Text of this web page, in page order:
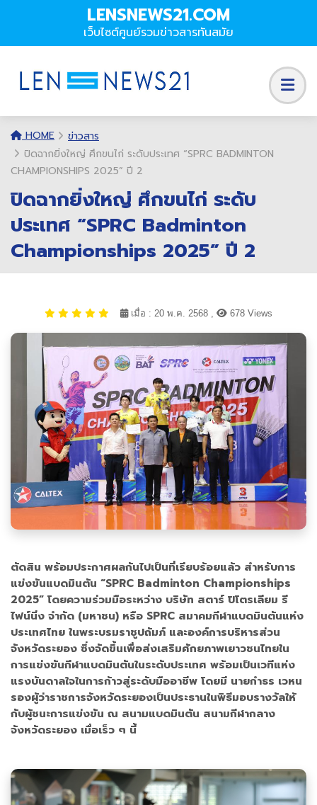
LENSNEWS21.COM
เว็บไซต์ศูนย์รวมข่าวสารทันสมัย
HOME
ข่าวสาร
ปิดฉากยิ่งใหญ่ ศึกขนไก่ ระดับประเทศ “SPRC BADMINTON
CHAMPIONSHIPS 2025” ปี 2
ปิดฉากยิ่งใหญ่ ศึกขนไก่ ระดับ
ประเทศ “SPRC Badminton
Championships 2025” ปี 2
เมื่อ : 20 พ.ค. 2568 , 678 Views
ตัดสิน พร้อมประกาศผลกันไปเป็นที่เรียบร้อยแล้ว สำหรับการ
แข่งขันแบดมินตัน “SPRC Badminton Championships
2025” โดยความร่วมมือระหว่าง บริษัท สตาร์ ปิโตรเลียม รี
ไฟน์นิ่ง จำกัด (มหาชน) หรือ SPRC สมาคมกีฬาแบดมินตันแห่ง
ประเทศไทย ในพระบรมราชูปถัมภ์ และองค์การบริหารส่วน
จังหวัดระยอง ซึ่งจัดขึ้นเพื่อส่งเสริมศักยภาพเยาวชนไทยใน
การแข่งขันกีฬาแบดมินตันในระดับประเทศ พร้อมเป็นเวทีแห่ง
แรงบันดาลใจในการก้าวสู่ระดับมืออาชีพ โดยมี นายกำธร เวหน
รองผู้ว่าราชการจังหวัดระยองเป็นประธานในพิธีมอบรางวัลให้
กับผู้ชนะการแข่งขัน ณ สนามแบดมินตัน สนามกีฬากลาง
จังหวัดระยอง เมื่อเร็ว ๆ นี้